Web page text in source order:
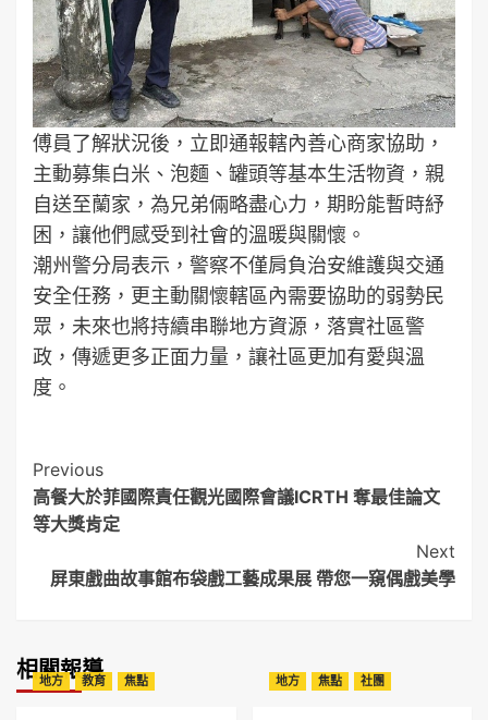
傅員了解狀況後，立即通報轄內善心商家協助，
主動募集白米、泡麵、罐頭等基本生活物資，親
自送至蘭家，為兄弟倆略盡心力，期盼能暫時紓
困，讓他們感受到社會的溫暖與關懷。
潮州警分局表示，警察不僅肩負治安維護與交通
安全任務，更主動關懷轄區內需要協助的弱勢民
眾，未來也將持續串聯地方資源，落實社區警
政，傳遞更多正面力量，讓社區更加有愛與溫
度。
Post
Navigation
Previous
高餐大於菲國際責任觀光國際會議ICRTH 奪最佳論文
等大獎肯定
Next
屏東戲曲故事館布袋戲工藝成果展 帶您一窺偶戲美學
相關報導
地方 教育 焦點 地方 焦點 社團